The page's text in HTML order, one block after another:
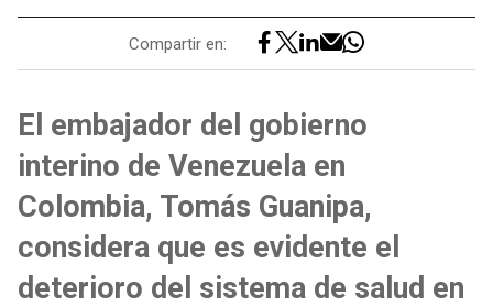
Compartir en:
El embajador del gobierno
interino de Venezuela en
Colombia, Tomás Guanipa,
considera que es evidente el
deterioro del sistema de salud en